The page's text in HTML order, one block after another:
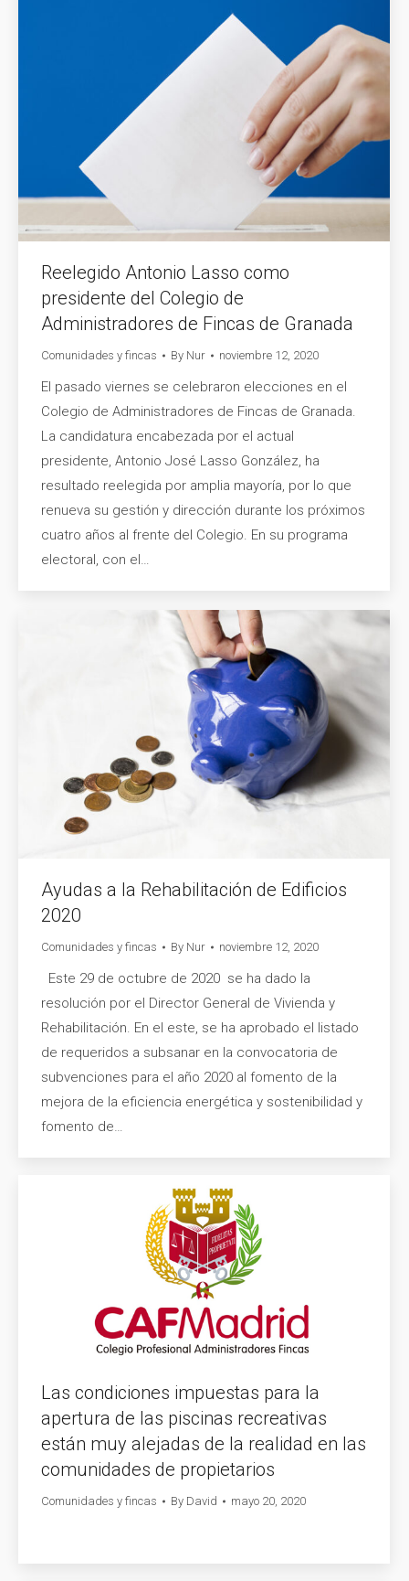
Reelegido Antonio Lasso como
presidente del Colegio de
Administradores de Fincas de Granada
Comunidades y fincas By Nur noviembre 12, 2020
El pasado viernes se celebraron elecciones en el
Colegio de Administradores de Fincas de Granada.
La candidatura encabezada por el actual
presidente, Antonio José Lasso González, ha
resultado reelegida por amplia mayoría, por lo que
renueva su gestión y dirección durante los próximos
cuatro años al frente del Colegio. En su programa
electoral, con el…
Ayudas a la Rehabilitación de Edificios
2020
Comunidades y fincas By Nur noviembre 12, 2020
Este 29 de octubre de 2020 se ha dado la
resolución por el Director General de Vivienda y
Rehabilitación. En el este, se ha aprobado el listado
de requeridos a subsanar en la convocatoria de
subvenciones para el año 2020 al fomento de la
mejora de la eficiencia energética y sostenibilidad y
fomento de…
Las condiciones impuestas para la
apertura de las piscinas recreativas
están muy alejadas de la realidad en las
comunidades de propietarios
Comunidades y fincas By David mayo 20, 2020